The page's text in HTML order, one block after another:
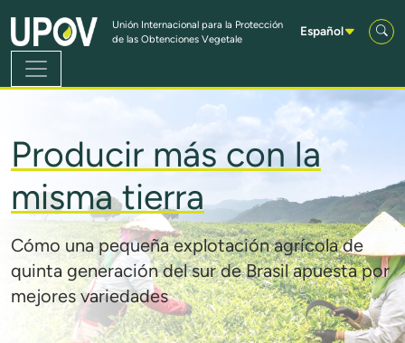
Saltar al contenido principalUnión Internacional para la Protección
de las Obtenciones Vegetale
Español
Producir más con la
misma tierra
Cómo una pequeña explotación agrícola de
quinta generación del sur de Brasil apuesta por
mejores variedades